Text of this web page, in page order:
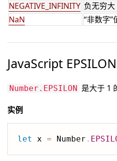
NEGATIVE_INFINITY 负无穷大
NaN
“非数字”
JavaScript EPSILON
Number.EPSILON 是大于 1
实例
let x = Number .